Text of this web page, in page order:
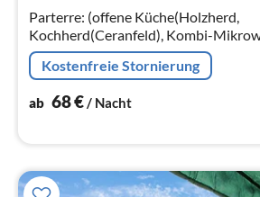
Parterre: (offene Küche(Holzherd,
Kochherd(Ceranfeld), Kombi-
Spülmaschine, Kühl-/
Wohn/Esszimmer(2x Einzelbett)
Kostenfreie Stornierung
ab 68€/ Nacht